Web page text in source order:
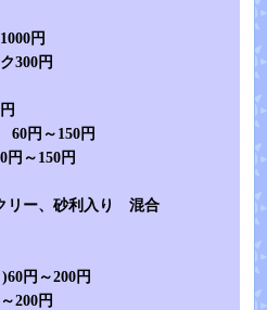
円
300円
円～150円
～150円
リー、砂利入り 混合
円～200円
200円